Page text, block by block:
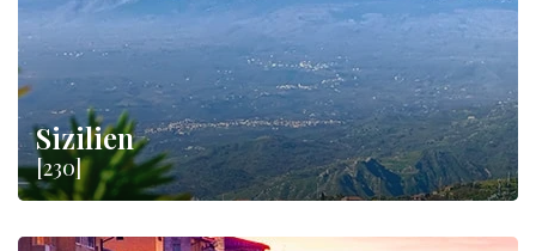
Sizilien
[230]